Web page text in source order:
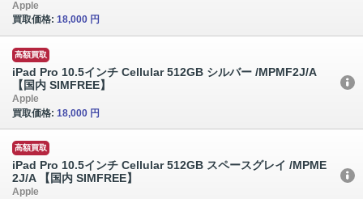
Apple
買取価格: 18,000 円
高額買取
iPad Pro 10.5インチ Cellular 512GB シルバー /MPMF2J/A
【国内 SIMFREE】
Apple
買取価格: 18,000 円
高額買取
iPad Pro 10.5インチ Cellular 512GB スペースグレイ /MPME
2J/A 【国内 SIMFREE】
Apple